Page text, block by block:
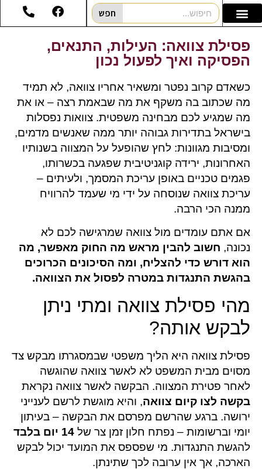
חפש
פסילת צוואה: העילות, התנאים,
הפסיקה ואיך לפעול נכון
כשאדם קרוב נפטר ומשאיר אחריו צוואה, לא תמיד
מה שכתוב בה משקף את מה שבאמת רצה – או את
מה שמגיע לכם מבחינה משפטית. צוואות נפסלות
בישראל בתדירות גבוהה יותר ממה שאנשים מדמים,
ומסיבות מגוונות: לחץ שהופעל על המצווה בשנותיו
האחרונות, ירידה קוגניטיבית שפגעה בכשרותו,
פגמים טכניים באופן עריכת המסמך, ולעיתים –
עריכת צוואה שנוסחה על ידי מי שעמד להרוויח
ממנה הכי הרבה.
אם אתם עומדים מול צוואה שמרגישה לכם לא
נכונה, חשוב להבין מראש מה החוק מאפשר, מה
הוא דורש כדי להצליח, ומה הסיכונים הכרוכים
בהגשת התנגדות במטרה לפסול את הצוואה.
מהי פסילת צוואה ומתי ניתן
לבקש אותה?
פסילת צוואה היא הליך משפטי שבמסגרתו מבקש צד
מסוים מבית המשפט לא לאשר צוואה שהוגשה
לאחר פטירת המצווה. הבקשה לאשר צוואה נקראת
בקשה לצו קיום צוואה, והיא מוגשת לרשם לענייני
ירושה. ברגע שהרשם מפרסם את הבקשה – בעיתון
יומי וברשומות – נפתח חלון זמן צר של 14 יום בלבד
להגשת התנגדות. מי שפספס את המועד יכול לבקש
הארכה, אך אין ערובה לכך שתינתן.